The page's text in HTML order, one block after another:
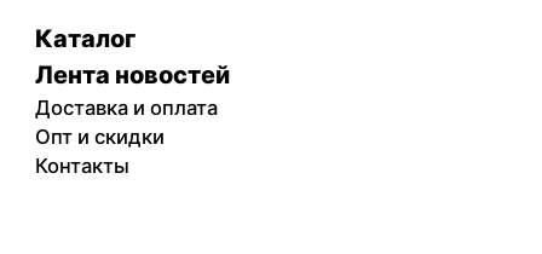
Каталог
Лента новостей
Доставка и оплата
Опт и скидки
Контакты